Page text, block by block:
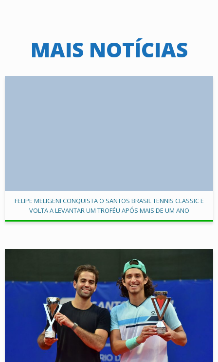
MAIS NOTÍCIAS
FELIPE MELIGENI CONQUISTA O SANTOS BRASIL TENNIS CLASSIC E
VOLTA A LEVANTAR UM TROFÉU APÓS MAIS DE UM ANO